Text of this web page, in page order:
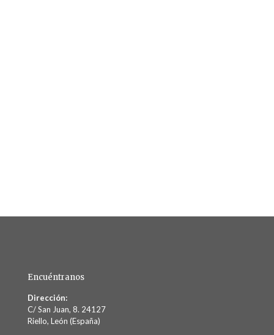
Encuéntranos
Dirección:
C/ San Juan, 8. 24127
Riello, León (España)